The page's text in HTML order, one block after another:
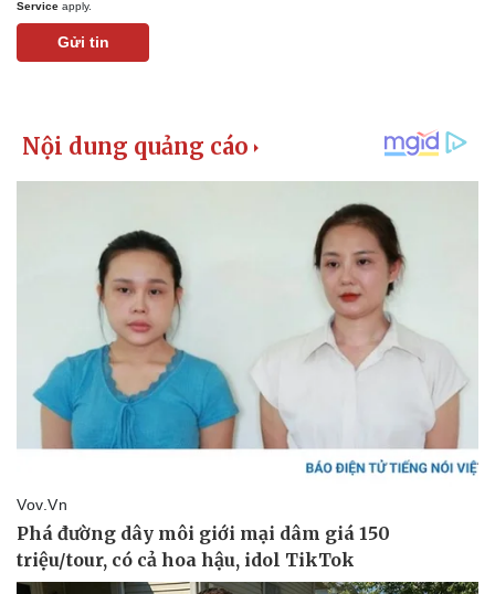
Hậu trường
Service apply.
Gửi tin